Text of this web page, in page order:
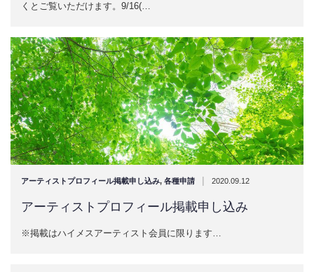
くとご覧いただけます。9/16(…
アーティストプロフィール掲載申し込み, 各種申請 | 2020.09.12
アーティストプロフィール掲載申し込み
※掲載はハイメスアーティスト会員に限ります…